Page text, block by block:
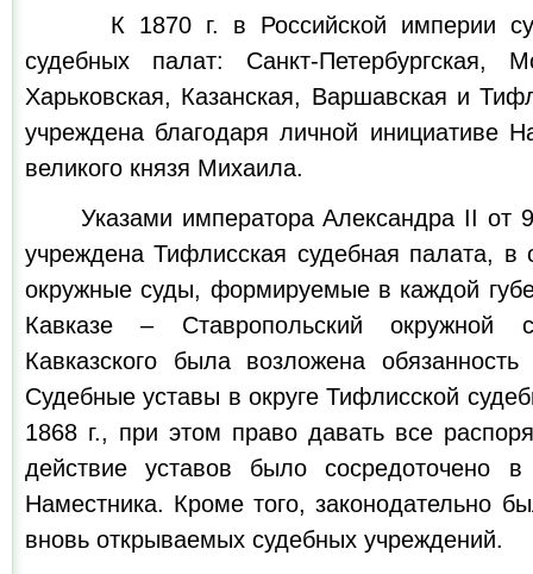
К 1870 г. в Российской империи
судебных палат: Санкт-Петербургская,
Харьковская, Казанская, Варшавская и
учреждена благодаря личной инициативе
великого князя Михаила.
Указами императора Александра II от 9
учреждена Тифлисская судебная палата, в
окружные суды, формируемые в каждой
Кавказе – Ставропольский окружной
Кавказского была возложена
Судебные уставы в округе Тифлисской
1868 г., при этом право давать все
действие уставов было сосредоточено
Наместника. Кроме того, законодательно
вновь открываемых судебных учреждений.